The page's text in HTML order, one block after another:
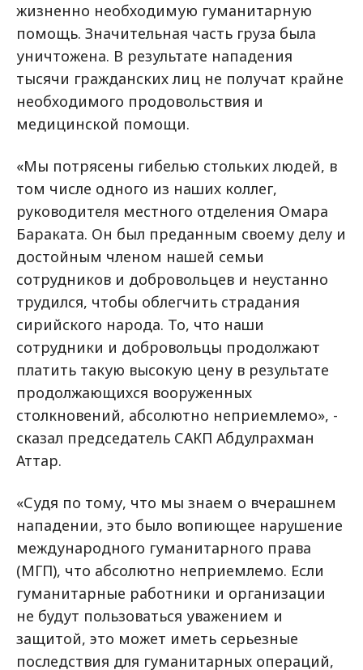
жизненно необходимую гуманитарную
помощь. Значительная часть груза была
уничтожена. В результате нападения
тысячи гражданских лиц не получат крайне
необходимого продовольствия и
медицинской помощи.
«Мы потрясены гибелью стольких людей, в
том числе одного из наших коллег,
руководителя местного отделения Омара
Бараката. Он был преданным своему делу и
достойным членом нашей семьи
сотрудников и добровольцев и неустанно
трудился, чтобы облегчить страдания
сирийского народа. То, что наши
сотрудники и добровольцы продолжают
платить такую высокую цену в результате
продолжающихся вооруженных
столкновений, абсолютно неприемлемо», -
сказал председатель САКП Абдулрахман
Аттар.
«Судя по тому, что мы знаем о вчерашнем
нападении, это было вопиющее нарушение
международного гуманитарного права
(МГП), что абсолютно неприемлемо. Если
гуманитарные работники и организации
не будут пользоваться уважением и
защитой, это может иметь серьезные
последствия для гуманитарных операций,